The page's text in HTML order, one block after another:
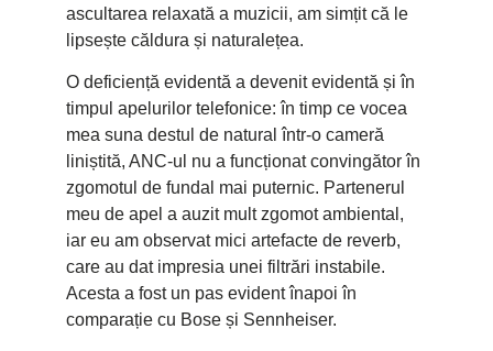
ascultarea relaxată a muzicii, am simțit că le
lipsește căldura și naturalețea.
O deficiență evidentă a devenit evidentă și în
timpul apelurilor telefonice: în timp ce vocea
mea suna destul de natural într-o cameră
liniștită, ANC-ul nu a funcționat convingător în
zgomotul de fundal mai puternic. Partenerul
meu de apel a auzit mult zgomot ambiental,
iar eu am observat mici artefacte de reverb,
care au dat impresia unei filtrări instabile.
Acesta a fost un pas evident înapoi în
comparație cu Bose și Sennheiser.